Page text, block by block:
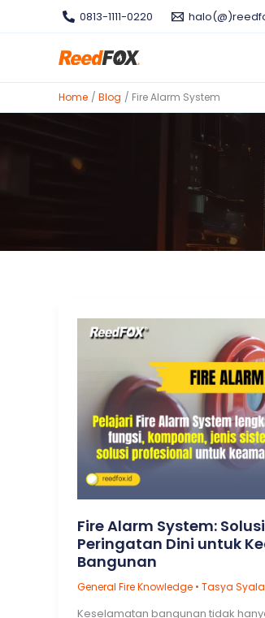
0813-1111-0220
Home Blog Fire Alarm System
Fire Alarm System: Solusi
Peringatan Dini untuk
Bangunan
General Fire Knowledge• Tasya
Keselamatan bangunan tidak